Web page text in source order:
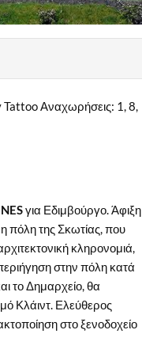
Αναχωρήσεις: 1, 8,
για Εδιμβούργο. Άφιξη
πόλη της Σκωτίας, που
κληρονομιά,
στην πόλη κατά
το Δημαρχείο, θα
Κλάιντ. Ελεύθερος
στο ξενοδοχείο